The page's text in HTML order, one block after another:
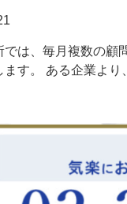
では、毎月複数の顧
ます。 ある企業よ